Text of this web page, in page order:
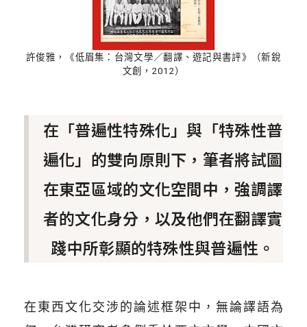
許俊雅，《低眉集：台灣文學／翻譯、遊記與書評》（新銳
文創，2012）
在「普遍性特殊化」與「特殊性普
遍化」的雙向原則下，筆者將試圖
在東亞區域的文化空間中，強調譯
者的文化身分，以及他們在翻譯實
踐中所彰顯的特殊性與普遍性。
在東西文化交涉的論述框架中，無論譯語為